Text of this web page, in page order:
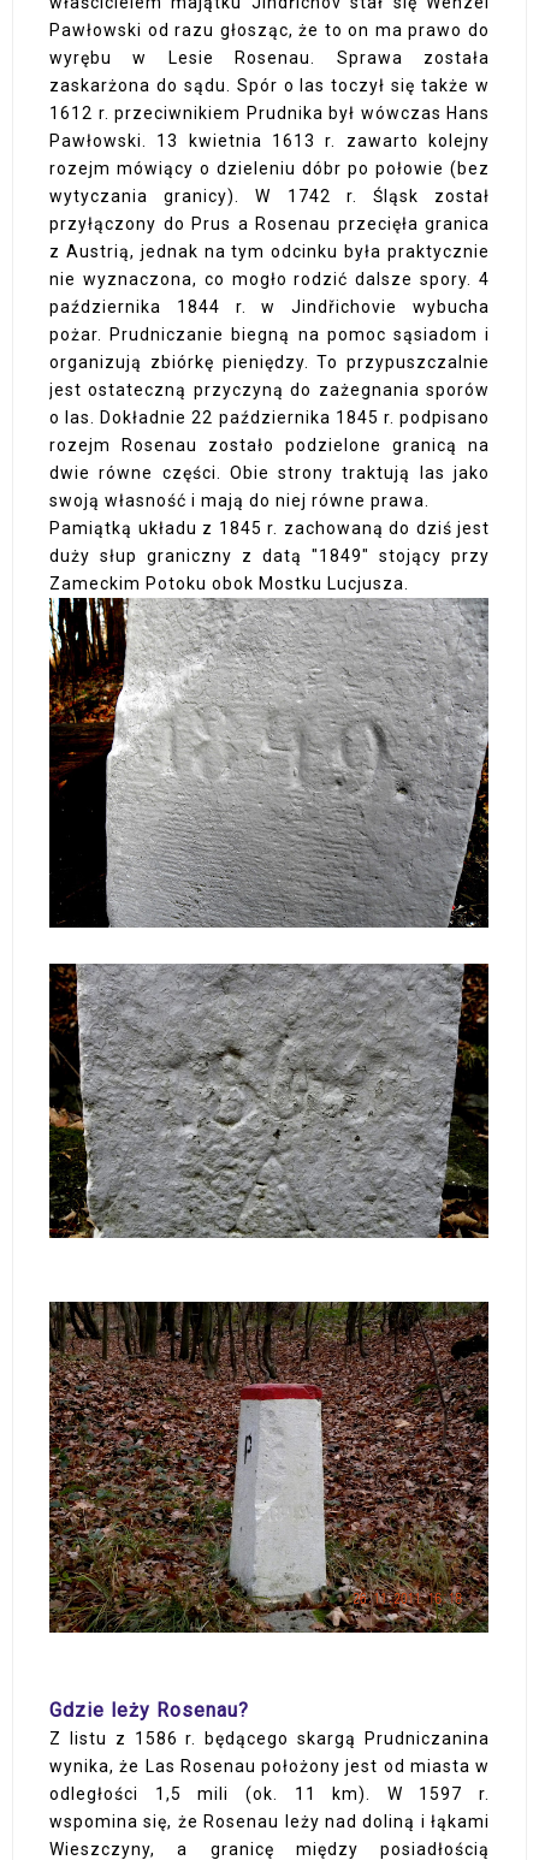
Pawłowski od razu głosząc, że to on ma prawo do
wyrębu w Lesie Rosenau. Sprawa została
zaskarżona do sądu. Spór o las toczył się także w
1612 r. przeciwnikiem Prudnika był wówczas Hans
Pawłowski. 13 kwietnia 1613 r. zawarto kolejny
rozejm mówiący o dzieleniu dóbr po połowie (bez
wytyczania granicy). W 1742 r. Śląsk został
przyłączony do Prus a Rosenau przecięła granica
z Austrią, jednak na tym odcinku była praktycznie
nie wyznaczona, co mogło rodzić dalsze spory. 4
października 1844 r. w Jindřichovie wybucha
pożar. Prudniczanie biegną na pomoc sąsiadom i
organizują zbiórkę pieniędzy. To przypuszczalnie
jest ostateczną przyczyną do zażegnania sporów
o las. Dokładnie 22 października 1845 r. podpisano
rozejm Rosenau zostało podzielone granicą na
dwie równe części. Obie strony traktują las jako
swoją własność i mają do niej równe prawa.
Pamiątką układu z 1845 r. zachowaną do dziś jest
duży słup graniczny z datą "1849" stojący przy
Zameckim Potoku obok Mostku Lucjusza.
Gdzie leży Rosenau?
Z listu z 1586 r. będącego skargą Prudniczanina
wynika, że Las Rosenau położony jest od miasta w
odległości 1,5 mili (ok. 11 km). W 1597 r.
wspomina się, że Rosenau leży nad doliną i łąkami
Wieszczyny, a granicę między posiadłością